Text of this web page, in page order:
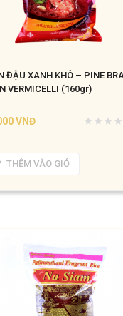
ĐẬU XANH KHÔ – PINE
VERMICELLI (160gr)
VNĐ
THÊM VÀO GIỎ